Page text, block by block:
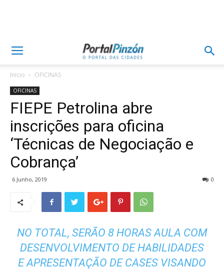
Inicio OFICINAS
OFICINAS
FIEPE Petrolina abre
inscrições para oficina
‘Técnicas de Negociação e
Cobrança’
6 Junho, 2019 0
NO TOTAL, SERÃO 8 HORAS AULA COM
DESENVOLVIMENTO DE HABILIDADES
E APRESENTAÇÃO DE CASES VISANDO